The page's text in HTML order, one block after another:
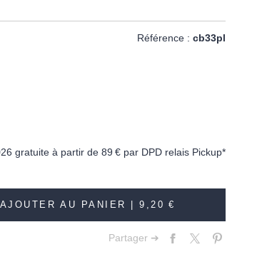
Référence : cb33pl
gratuite à partir de 89 € par DPD relais Pickup*
AJOUTER AU PANIER |9,20 €
Partager ➔